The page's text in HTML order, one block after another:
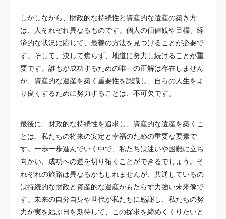
しかしながら、財政的な持続性と資産的な遺産の築き方
は、人それぞれ異なるものです。個人の価値観や目標、経
済的な状況に応じて、最善の方法を見つけることが必要で
す。そして、決して焦らず、地道に努力し続けることが重
要です。誰もが成功するための唯一の正解は存在しません
が、資産的な遺産を築く重要性を認識し、自らの人生をよ
り良くするために努力することは、不可欠です。
最後に、財政的な持続性を追求し、資産的な遺産を築くこ
とは、私たちの将来の安定と幸福のための重要な要素で
す。一歩一歩進んでいく中で、私たちは迷いや困難に立ち
向かい、成功への道を切り拓くことができるでしょう。そ
れぞれの旅路は異なるかもしれませんが、共通しているの
は持続的な財政と資産的な遺産がもたらす力強い未来像で
す。未来の自分自身や世代が私たちに感謝し、私たちの努
力が実を結ぶ日を期待して、この探求を締めくくりたいと